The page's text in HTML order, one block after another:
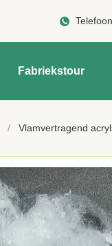
Fabriekstour
/ Vlamvertragend